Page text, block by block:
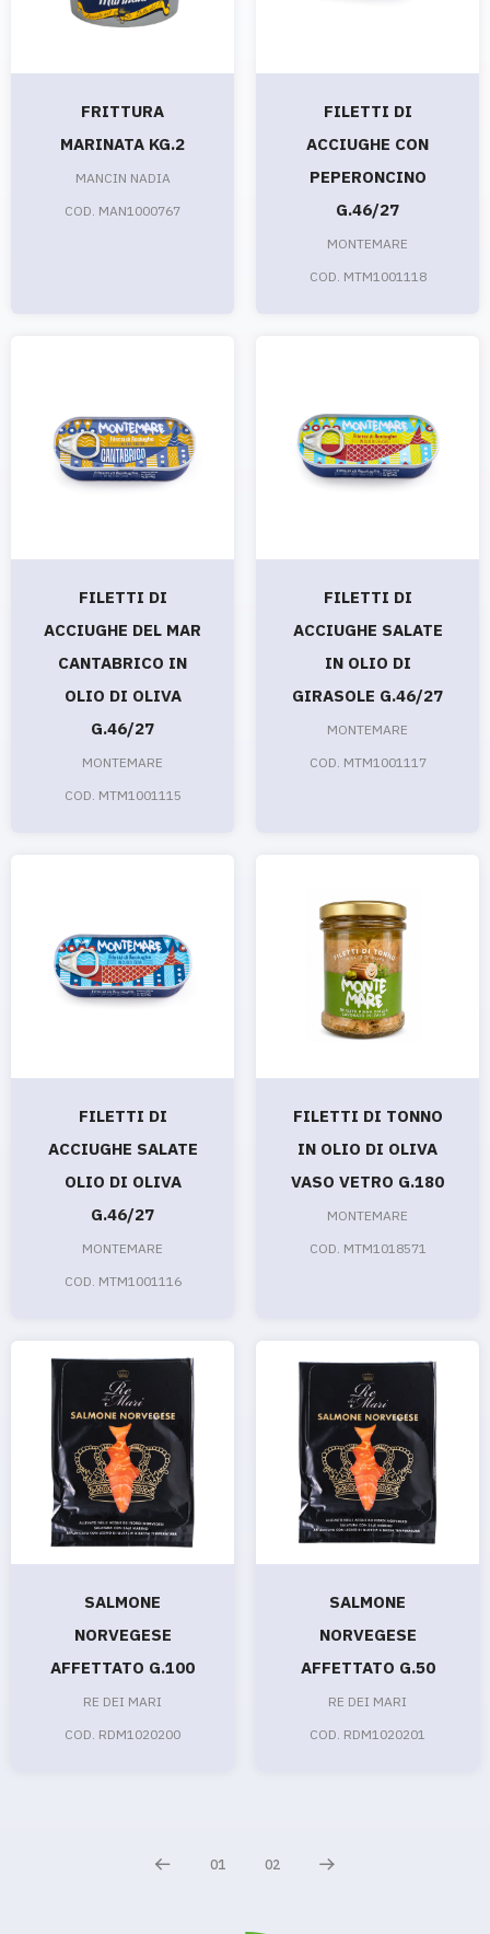
FRITTURA
MARINATA KG.2
MANCIN NADIA
COD. MAN1000767
FILETTI DI
ACCIUGHE CON
PEPERONCINO
G.46/27
MONTEMARE
COD. MTM1001118
FILETTI DI
ACCIUGHE DEL MAR
CANTABRICO IN
OLIO DI OLIVA
G.46/27
MONTEMARE
COD. MTM1001115
FILETTI DI
ACCIUGHE SALATE
IN OLIO DI
GIRASOLE G.46/27
MONTEMARE
COD. MTM1001117
FILETTI DI
ACCIUGHE SALATE
OLIO DI OLIVA
G.46/27
MONTEMARE
COD. MTM1001116
FILETTI DI TONNO
IN OLIO DI OLIVA
VASO VETRO G.180
MONTEMARE
COD. MTM1018571
SALMONE
NORVEGESE
AFFETTATO G.100
RE DEI MARI
COD. RDM1020200
SALMONE
NORVEGESE
AFFETTATO G.50
RE DEI MARI
COD. RDM1020201
01 02